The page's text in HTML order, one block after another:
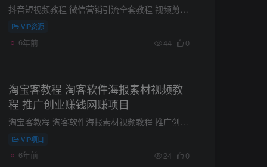
抖音短视频教程 微信营销引流全套教程 视频剪辑后期特效软件 一、抖音拍摄视频教程全套 1.抖音热门玩法教程 2.抖音拍摄运镜技术 3.抖音热门舞蹈教程 4.手机制作视频方法 5.拍摄专业培训视频 6....
VIP资源
6年前 44 0
淘宝客教程 淘客软件海报素材视频教
程 推广创业赚钱网赚项目
淘宝客教程 淘客软件海报素材视频教程 推广创业赚钱网赚项目 全网最实用的淘宝客教程，不夸大，不套路。 教程大小：10 GB 先给自己定下一个小目标：先学会淘宝客一天撸它一千元。 我想很多人都...
VIP项目
6年前 24 0